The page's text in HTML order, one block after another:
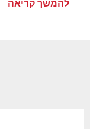
להמשך קריאה